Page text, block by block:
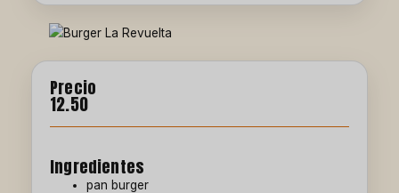
Precio
12.50
Ingredientes
pan burger